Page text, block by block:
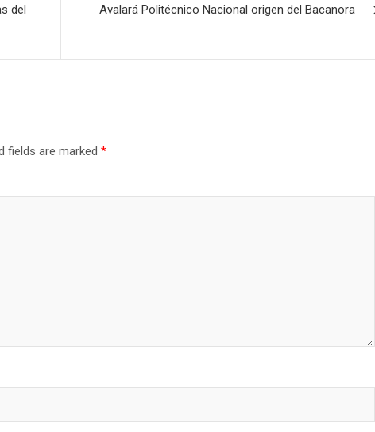
del
Avalará Politécnico Nacional origen del Bacanora
fields are marked *